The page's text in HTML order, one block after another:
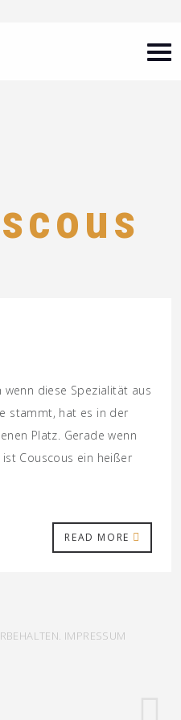
wenn diese Spezialität aus
stammt, hat es in der
Platz. Gerade wenn
Couscous ein heißer
READ MORE
IMPRESSUM